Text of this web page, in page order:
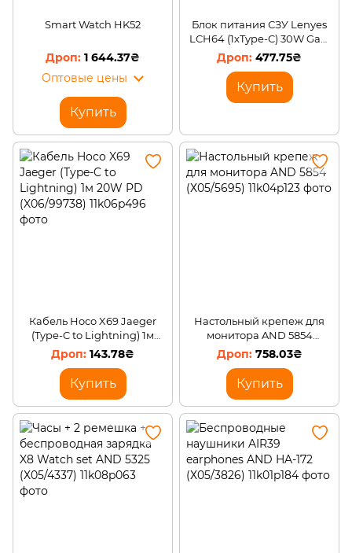
Smart Watch HK52
1 644.37₴
Оптовые цены
Купить
Блок питания СЗУ Lenyes
LCH64 (1хType-C) 30W GaN
PD (X06/34578)
477.75₴
Купить
Кабель Hoco X69 Jaeger
(Type-C to Lightning) 1м
20W PD (X06/99738)
143.78₴
Купить
Настольный крепеж для
монитора AND 5854
(Х05/5695)
758.03₴
Купить